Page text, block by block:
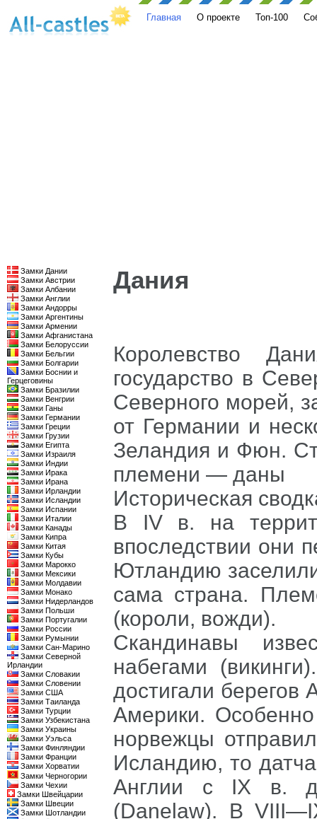
Главная О проекте Топ-100
Замки Дании
Замки Австрии
Замки Албании
Замки Англии
Замки Андорры
Замки Аргентины
Замки Армении
Замки Афганистана
Замки Белоруссии
Замки Бельгии
Замки Болгарии
Замки Боснии и
Герцеговины
Замки Бразилии
Замки Венгрии
Замки Ганы
Замки Германии
Замки Греции
Замки Грузии
Замки Египта
Замки Израиля
Замки Индии
Замки Ирака
Замки Ирана
Замки Ирландии
Замки Исландии
Замки Испании
Замки Италии
Замки Канады
Замки Кипра
Замки Китая
Замки Кубы
Замки Марокко
Замки Мексики
Замки Молдавии
Замки Монако
Замки Нидерландов
Замки Польши
Замки Португалии
Замки России
Замки Румынии
Замки Сан-Марино
Замки Северной
Ирландии
Замки Словакии
Замки Словении
Замки США
Замки Таиланда
Замки Турции
Замки Узбекистана
Замки Украины
Замки Уэльса
Замки Финляндии
Замки Франции
Замки Хорватии
Замки Черногории
Замки Чехии
Замки Швейцарии
Замки Швеции
Замки Шотландии
Дания
Королевство
государство в
Северного морей,
от Германии и
Зеландия и Фюн.
племени — даны
Историческая
В IV в. на
впоследствии они
Ютландию
сама страна.
(короли, вожди).
Скандинавы
набегами
достигали берегов
Америки.
норвежцы
Исландию, то
Англии с IX в.
(Danelaw). В